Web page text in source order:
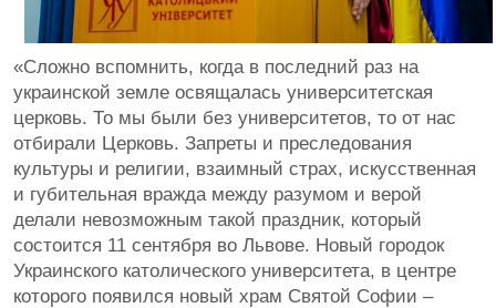
«Сложно вспомнить, когда в последний раз на
украинской земле освящалась университетская
церковь. То мы были без университетов, то от нас
отбирали Церковь. Запреты и преследования
культуры и религии, взаимный страх, искусственная
и губительная вражда между разумом и верой
делали невозможным такой праздник, который
состоится 11 сентября во Львове. Новый городок
Украинского католического университета, в центре
которого появился новый храм Святой Софии –